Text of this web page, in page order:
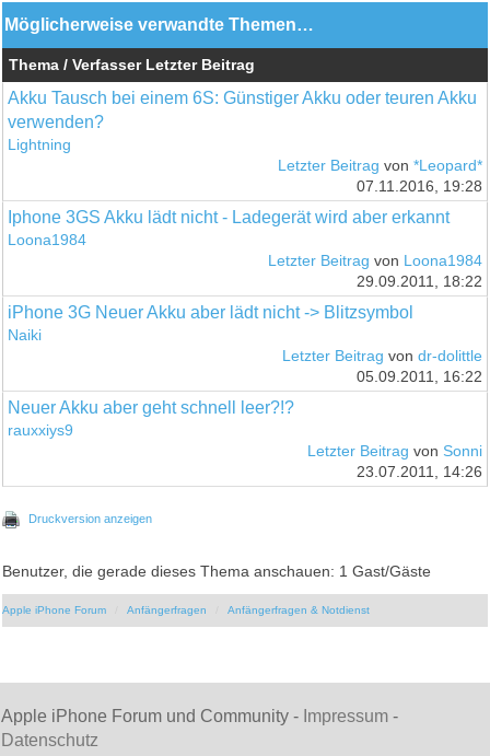
Möglicherweise verwandte Themen…
Thema / Verfasser Letzter Beitrag
Akku Tausch bei einem 6S: Günstiger Akku oder teuren Akku
verwenden?
Lightning
Letzter Beitrag von *Leopard*
07.11.2016, 19:28
Iphone 3GS Akku lädt nicht - Ladegerät wird aber erkannt
Loona1984
Letzter Beitrag von Loona1984
29.09.2011, 18:22
iPhone 3G Neuer Akku aber lädt nicht -> Blitzsymbol
Naiki
Letzter Beitrag von dr-dolittle
05.09.2011, 16:22
Neuer Akku aber geht schnell leer?!?
rauxxiys9
Letzter Beitrag von Sonni
23.07.2011, 14:26
Druckversion anzeigen
Benutzer, die gerade dieses Thema anschauen: 1 Gast/Gäste
Apple iPhone Forum Anfängerfragen Anfängerfragen & Notdienst
Apple iPhone Forum und Community - Impressum -
Datenschutz